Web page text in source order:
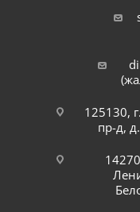
125130,
пр-д,